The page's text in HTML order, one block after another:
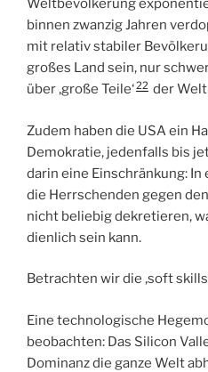
Weltbevölkerung
binnen zwanzig Jahren
mit relativ stabiler
großes Land sein, nur
über ‚große Teile‘22 der
Zudem haben die USA ein
Demokratie, jedenfalls bis
darin eine Einschränkung:
die Herrschenden gegen
nicht beliebig dekretieren,
dienlich sein kann.
Betrachten wir die ‚soft
Eine technologische
beobachten: Das Silicon
Dominanz die ganze Welt